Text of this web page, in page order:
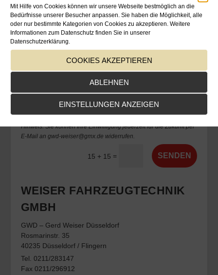
Mit Hilfe von Cookies können wir unsere Webseite bestmöglich an die
Bedürfnisse unserer Besucher anpassen. Sie haben die Möglichkeit, alle
oder nur bestimmte Kategorien von Cookies zu akzeptieren. Weitere
Informationen zum Datenschutz finden Sie in unserer
Datenschutzerklärung.
COOKIES AKZEPTIEREN
ABLEHNEN
EINSTELLUNGEN ANZEIGEN
Ich stimme zu, dass meine Angaben und Daten zur Beantwortung
meiner Anfrage elektronisch erhoben und gespeichert werden.
Hinweis: Sie können Ihre Einwilligung jederzeit für die Zukunft per
E-Mail an gwd-weiser@gmx.de widerrufen.
15 + 15 = SENDEN
WEISER FAHRZEUGTECHNIK
GMBH
GWD – Gerd Weiser Düsseldorf
Rosmarinstr. 35
40235 Düsseldorf / Flingern
Tel. 0211/283147
Fax 0211/296912